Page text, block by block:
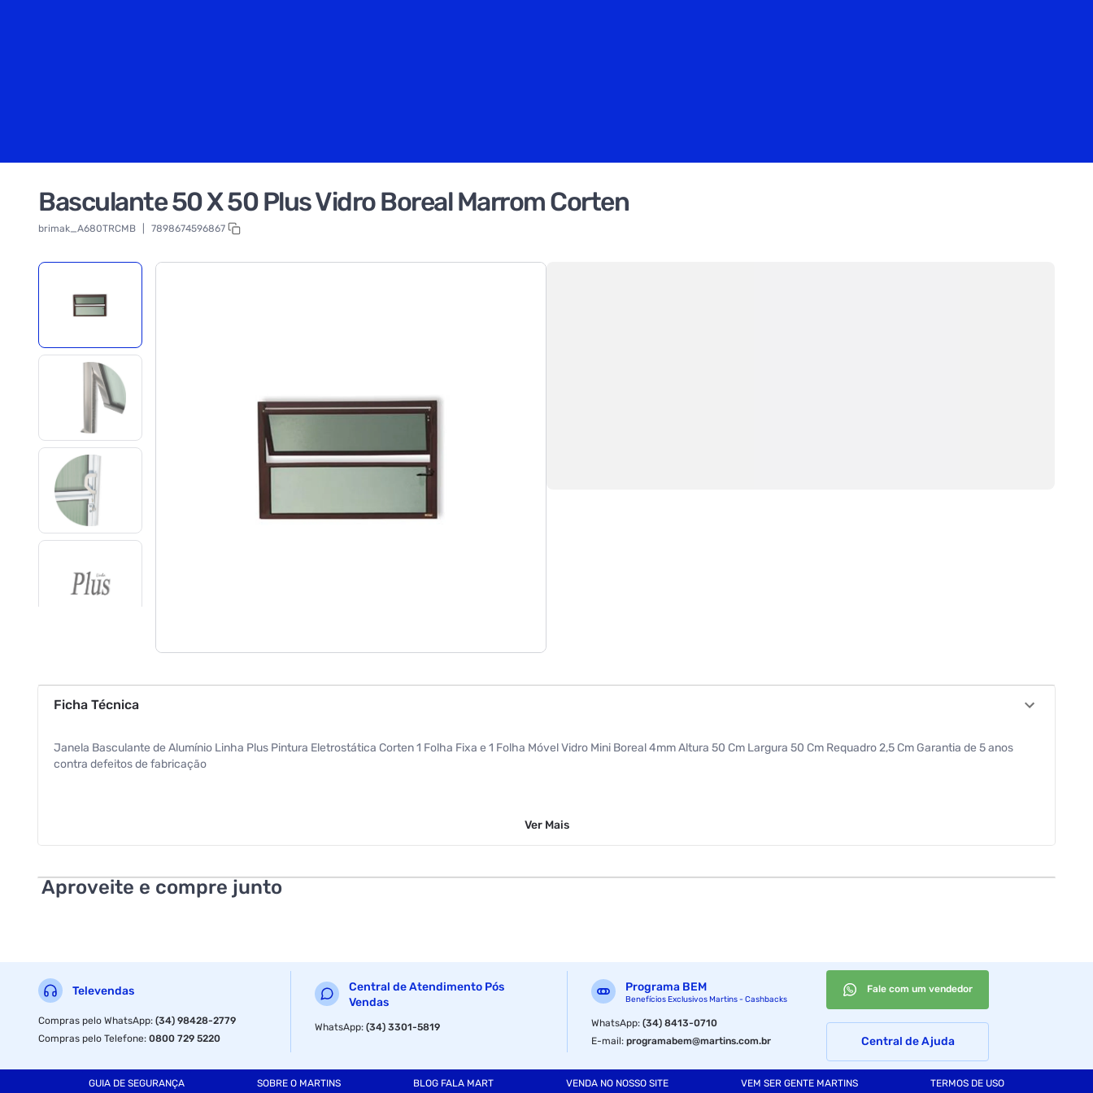
Basculante 50 X 50 Plus Vidro Boreal Marrom Corten
brimak_A680TRCMB 7898674596867
Ficha Técnica
Janela Basculante de Alumínio Linha Plus Pintura Eletrostática Corten 1 Folha Fixa e 1 Folha Móvel Vidro Mini Boreal 4mm Altura 50 Cm Largura 50 Cm Requadro 2,5 Cm Garantia de 5 anos
contra defeitos de fabricação
Ver Mais
Aproveite e compre junto
Televendas
Compras pelo WhatsApp:(34) 98428-2779
Compras pelo Telefone:0800 729 5220
Central de Atendimento Pós
Vendas
WhatsApp:(34) 3301-5819
Programa BEM
Benefícios Exclusivos Martins - Cashbacks
WhatsApp:(34) 8413-0710
E-mail:programabem@martins.com.br
Fale com um vendedor
Central de Ajuda
GUIA DE SEGURANÇA SOBRE O MARTINS BLOG FALA MART VENDA NO NOSSO SITE VEM SER GENTE MARTINS TERMOS DE USO